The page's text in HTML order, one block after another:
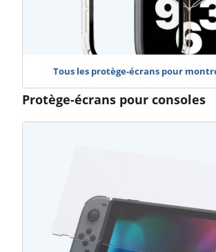
Tous les protège-écrans pour
Protège-écrans pour consoles